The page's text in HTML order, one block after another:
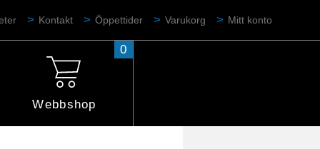
Kontakt Öppettider Varukorg Mitt konto
Webbshop
0